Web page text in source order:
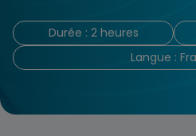
Durée : 2 heures
Langue :